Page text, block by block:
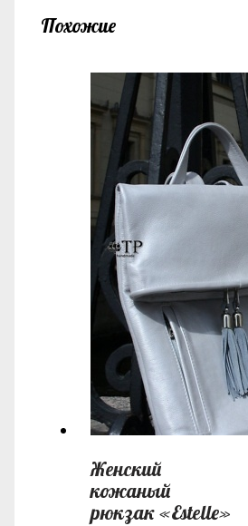
Похожие
Женский
кожаный
рюкзак «Estelle»